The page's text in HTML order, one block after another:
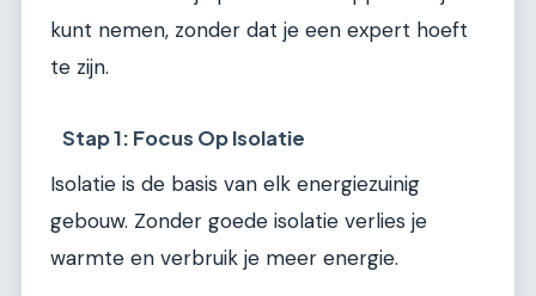
kunt nemen, zonder dat je een expert hoeft
te zijn.
Stap 1: Focus Op Isolatie
Isolatie is de basis van elk energiezuinig
gebouw. Zonder goede isolatie verlies je
warmte en verbruik je meer energie.